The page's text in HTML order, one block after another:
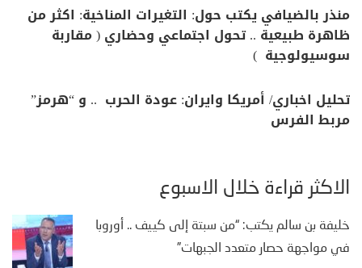
منذر بالضيافي يكتب حول: التغيرات المناخية: اكثر من
ظاهرة طبيعية .. تحول اجتماعي وحضاري ( مقاربة
سوسيولوجية )
تحليل اخباري/ أمريكا وايران: عودة الحرب .. و “هرمز”
مربط الفرس
الأكثر قراءة خلال الأسبوع
خليفة بن سالم يكتب: “من سبتة إلى كييف .. أوروبا
في مواجهة حصار متعدد الجبهات”